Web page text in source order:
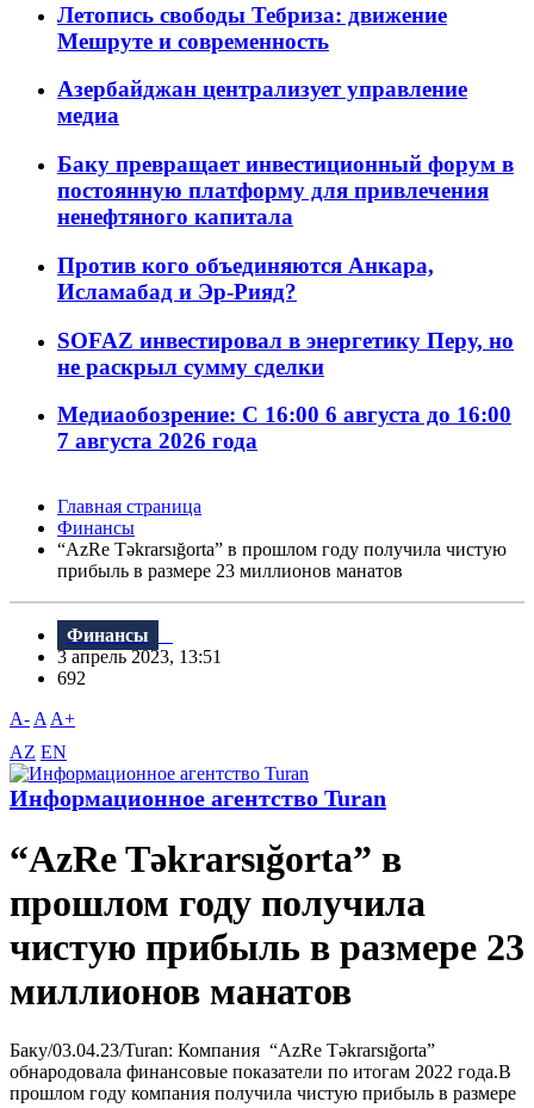
Летопись свободы Тебриза: движение
Мешруте и современность
Азербайджан централизует управление
медиа
Баку превращает инвестиционный форум в
постоянную платформу для привлечения
ненефтяного капитала
Против кого объединяются Анкара,
Исламабад и Эр-Рияд?
SOFAZ инвестировал в энергетику Перу, но
не раскрыл сумму сделки
Медиаобозрение: С 16:00 6 августа до 16:00
7 августа 2026 года
Главная страница
Финансы
“AzRe Təkrarsığorta” в прошлом году получила чистую
прибыль в размере 23 миллионов манатов
Финансы
3 апрель 2023, 13:51
692
A- A A+
AZ EN
Информационное агентство Turan
“AzRe Təkrarsığorta” в
прошлом году получила
чистую прибыль в размере 23
миллионов манатов
Баку/03.04.23/Turan: Компания “AzRe Təkrarsığorta”
обнародовала финансовые показатели по итогам 2022 года.В
прошлом году компания получила чистую прибыль в размере